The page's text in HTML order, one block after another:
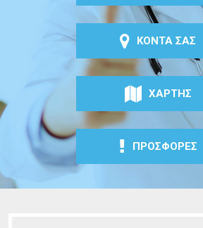
ΚΟΝΤΑ ΣΑΣ
ΧΑΡΤΗΣ
ΠΡΟΣΦΟΡΕΣ